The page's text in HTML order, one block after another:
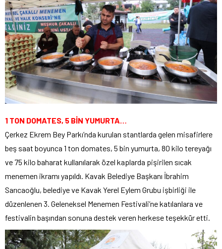
1 TON DOMATES, 5 BİN YUMURTA…
Çerkez Ekrem Bey Parkı’nda kurulan stantlarda gelen misafirlere
beş saat boyunca 1 ton domates, 5 bin yumurta, 80 kilo tereyağı
ve 75 kilo baharat kullanılarak özel kaplarda pişirilen sıcak
menemen ikramı yapıldı. Kavak Belediye Başkanı İbrahim
Sarıcaoğlu, belediye ve Kavak Yerel Eylem Grubu işbirliği ile
düzenlenen 3. Geleneksel Menemen Festivali’ne katılanlara ve
festivalin başından sonuna destek veren herkese teşekkür etti.